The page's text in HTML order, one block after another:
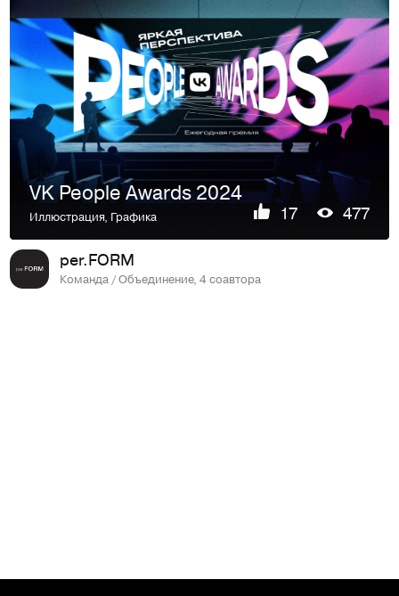
VK People Awards 2024
Иллюстрация, Графика 17 477
per.FORM
Команда / Объединение, 4 соавтора